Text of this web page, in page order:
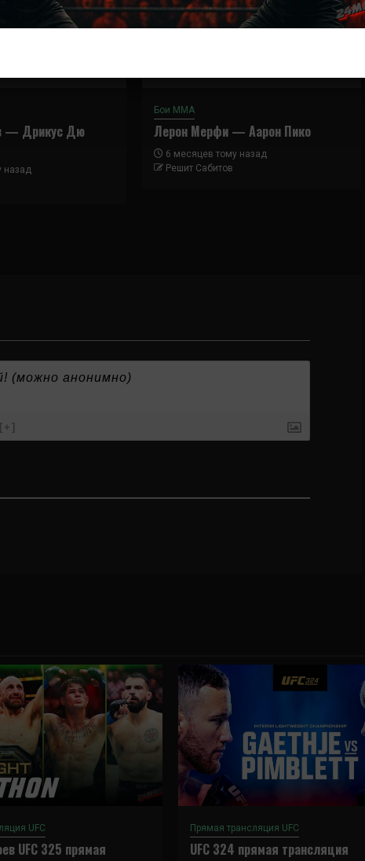
— Дрикус Дю
назад
Бои ММА
Лерон Мерфи — Аарон Пико
6 месяцев тому назад
Решит Сабитов
[+]
UFC
UFC 325 прямая
Прямая трансляция UFC
UFC 324 прямая трансляция